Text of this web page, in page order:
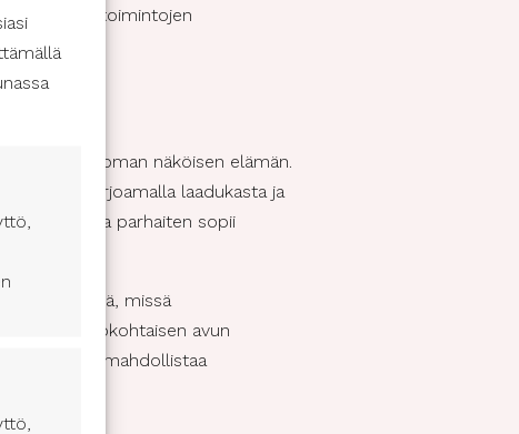
vapaa-ajan toimintojen
ja oman näköisen elämän.
Tarjoamalla laadukasta ja
joka parhaiten sopii
elämä, missä
henkilökohtaisen avun
mahdollistaa